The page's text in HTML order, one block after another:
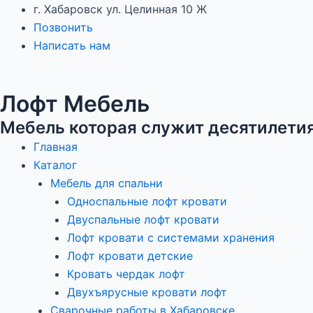
Перейти
содержимому
г. Хабаровск ул. Целинная 10 Ж
Позвонить
Написать нам
Лофт Мебель
Мебель которая служит
Главная
Каталог
Мебель для спальни
Односпальные лофт кровати
Двуспальные лофт кровати
Лофт кровати с системами хранения
Лофт кровати детские
Кровать чердак лофт
Двухъярусные кровати лофт
Сварочные работы в Хабаровске
Навигация
по
записям